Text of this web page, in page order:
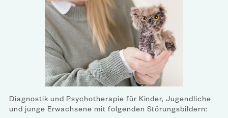
Diagnostik und Psychotherapie für Kinder, Jugendliche
und junge Erwachsene mit folgenden Störungsbildern: